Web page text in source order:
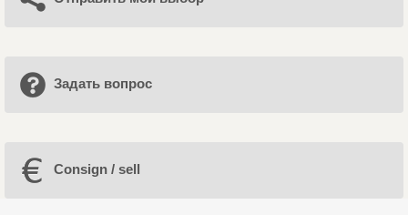
Задать вопрос
Consign / sell